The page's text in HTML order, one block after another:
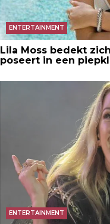
ENTERTAINMENT
Lila Moss bedekt
poseert in een
ENTERTAINMENT